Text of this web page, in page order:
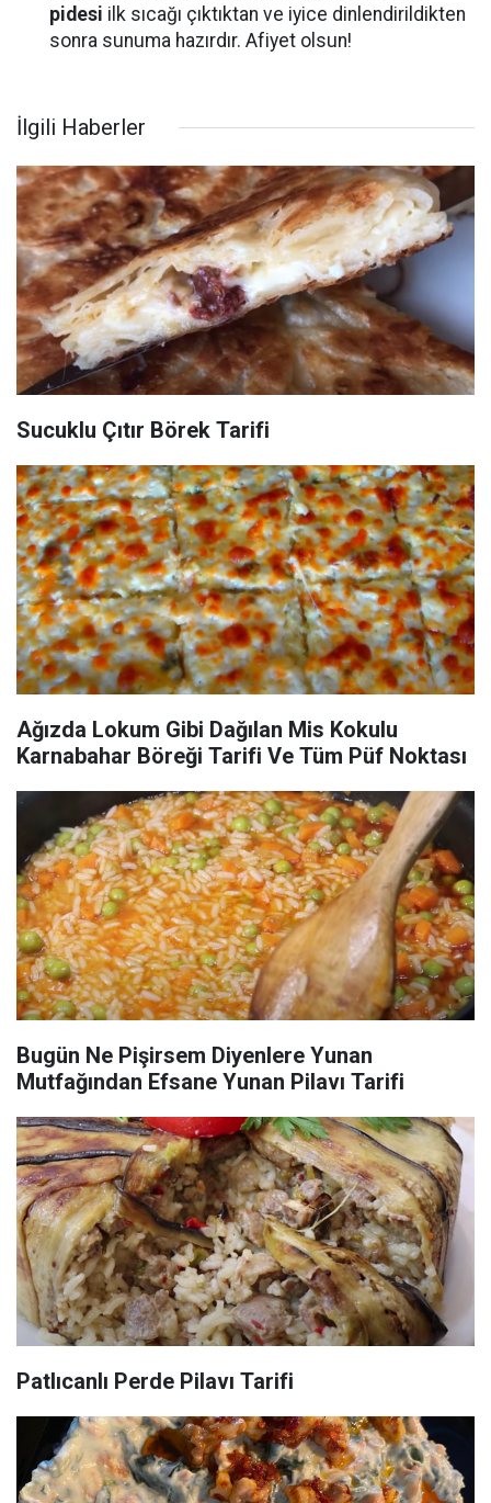
pidesi ilk sıcağı çıktıktan ve iyice dinlendirildikten
sonra sunuma hazırdır. Afiyet olsun!
İlgili Haberler
Sucuklu Çıtır Börek Tarifi
Ağızda Lokum Gibi Dağılan Mis Kokulu
Karnabahar Böreği Tarifi Ve Tüm Püf Noktası
Bugün Ne Pişirsem Diyenlere Yunan
Mutfağından Efsane Yunan Pilavı Tarifi
Patlıcanlı Perde Pilavı Tarifi